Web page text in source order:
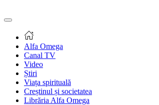
Alfa Omega
Canal TV
Video
Știri
Viața spirituală
Creștinul și societatea
Librăria Alfa Omega